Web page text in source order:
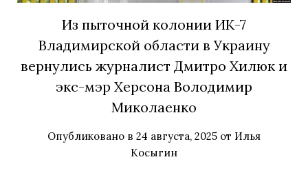
Из пыточной колонии ИК-7
Владимирской области в Украину
вернулись журналист Дмитро Хилюк и
экс-мэр Херсона Володимир
Миколаенко
Опубликовано в 24 августа, 2025 от Илья
Косыгин